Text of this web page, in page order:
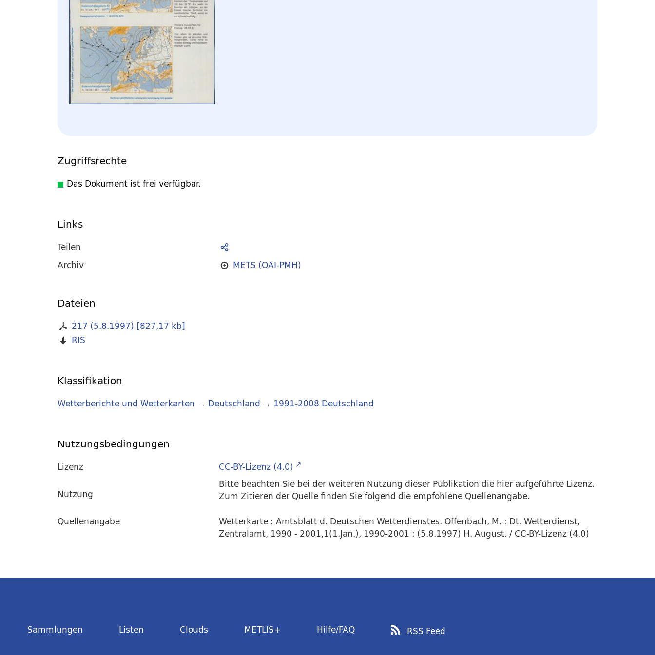
Zugriffsrechte
Das Dokument ist frei verfügbar.
Links
Teilen
Archiv
METS (OAI-PMH)
Dateien
217 (5.8.1997) [827,17 kb]
RIS
Klassifikation
Wetterberichte und Wetterkarten → Deutschland → 1991-2008 Deutschland
Nutzungsbedingungen
Lizenz
CC-BY-Lizenz (4.0)
Nutzung
Bitte beachten Sie bei der weiteren Nutzung dieser Publikation die hier aufgeführte Lizenz.
Zum Zitieren der Quelle finden Sie folgend die empfohlene Quellenangabe.
Quellenangabe
Wetterkarte : Amtsblatt d. Deutschen Wetterdienstes. Offenbach, M. : Dt. Wetterdienst,
Zentralamt, 1990 - 2001,1(1.Jan.), 1990-2001 : (5.8.1997) H. August. / CC-BY-Lizenz (4.0)
Sammlungen Listen Clouds METLIS+ Hilfe/FAQ RSS Feed